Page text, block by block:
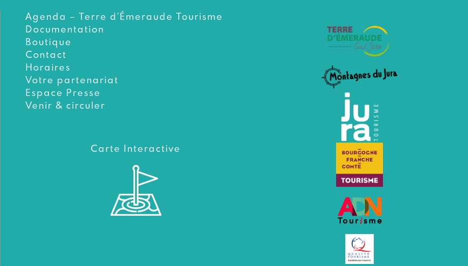
Agenda – Terre d’Émeraude Tourisme
Documentation
Boutique
Contact
Horaires
Votre partenariat
Espace Presse
Venir & circuler
Carte Interactive